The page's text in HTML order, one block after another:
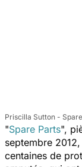
Priscilla Sutton -
"Spare Parts",
septembre
centaines de